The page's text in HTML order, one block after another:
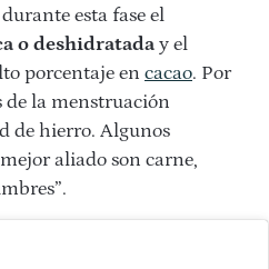
esta fase el
o deshidratada y el
porcentaje en cacao. Por
la menstruación
de hierro. Algunos
aliado son carne,